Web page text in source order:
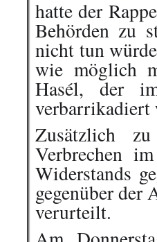
hatte der
Behörden zu
nicht tun
wie möglich
Hasél, der
verbarrikadiert
Zusätzlich
Verbrechen
Widerstands
gegenüber der
verurteilt.